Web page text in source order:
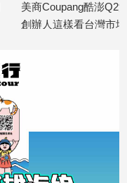
美商Coupang酷澎
創辦人這樣看台灣市